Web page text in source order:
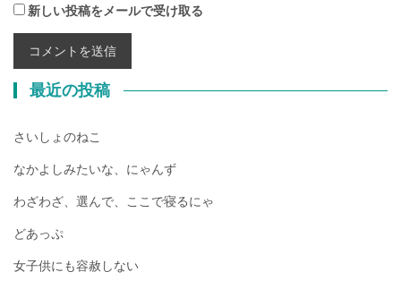
新しい投稿をメールで受け取る
最近の投稿
さいしょのねこ
なかよしみたいな、にゃんず
わざわざ、選んで、ここで寝るにゃ
どあっぷ
女子供にも容赦しない